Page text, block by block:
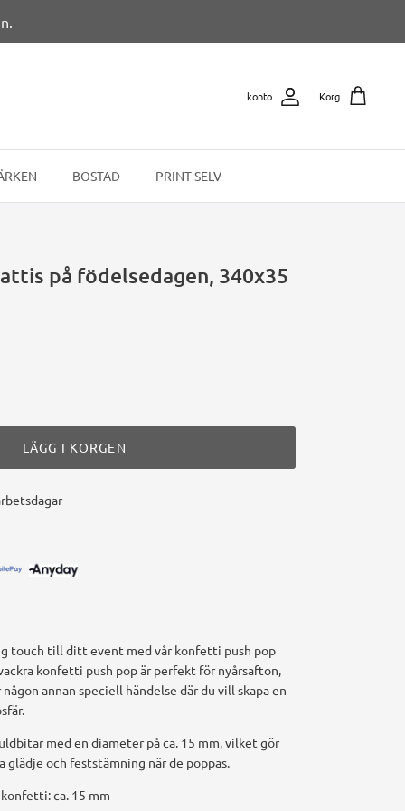
konto Korg
BOSTAD PRINT SELV
på födelsedagen, 340x35
LÄGG I KORGEN
touch till ditt event med vår konfetti push pop
konfetti push pop är perfekt för nyårsafton,
annan speciell händelse där du vill skapa en
med en diameter på ca. 15 mm, vilket gör
och feststämning när de poppas.
ca. 15 mm